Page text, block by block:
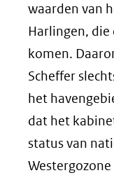
waarden van
Harlingen,
komen.
Scheffer
het
dat het
status van